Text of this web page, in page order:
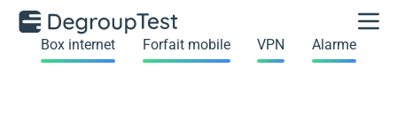
Box internet Forfait mobile VPN Alarme